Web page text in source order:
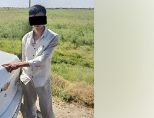
в Узбекистан и хранилось в
уголовное дело, ведется